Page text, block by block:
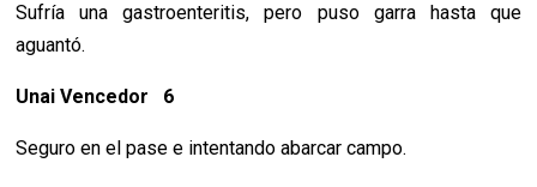
Sufría una gastroenteritis, pero puso garra hasta que
aguantó.
Unai Vencedor 6
Seguro en el pase e intentando abarcar campo.